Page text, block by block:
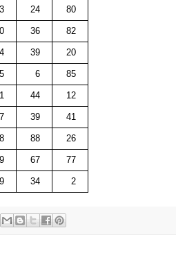
24 80
36 82
39 20
6 85
44 12
39 41
8 88 26
67 77
34 2